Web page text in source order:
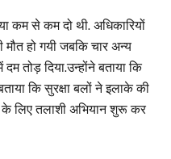
कम से कम दो थी. अधिकारियों
मौत हो गयी जबकि चार अन्य
तोड़ दिया.उन्होंने बताया कि
कि सुरक्षा बलों ने इलाके की
के लिए तलाशी अभियान शुरू कर